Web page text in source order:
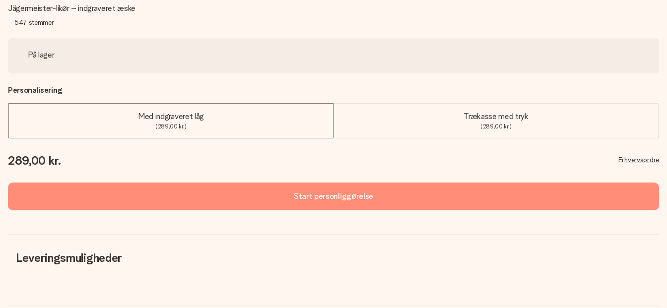
Jägermeister-likør – indgraveret æske
547 stemmer
På lager
Personalisering
Med indgraveret låg
(289,00 kr.)
Trækasse med tryk
(289,00 kr.)
289,00 kr. Erhvervsordre
Start personliggørelse
Leveringsmuligheder